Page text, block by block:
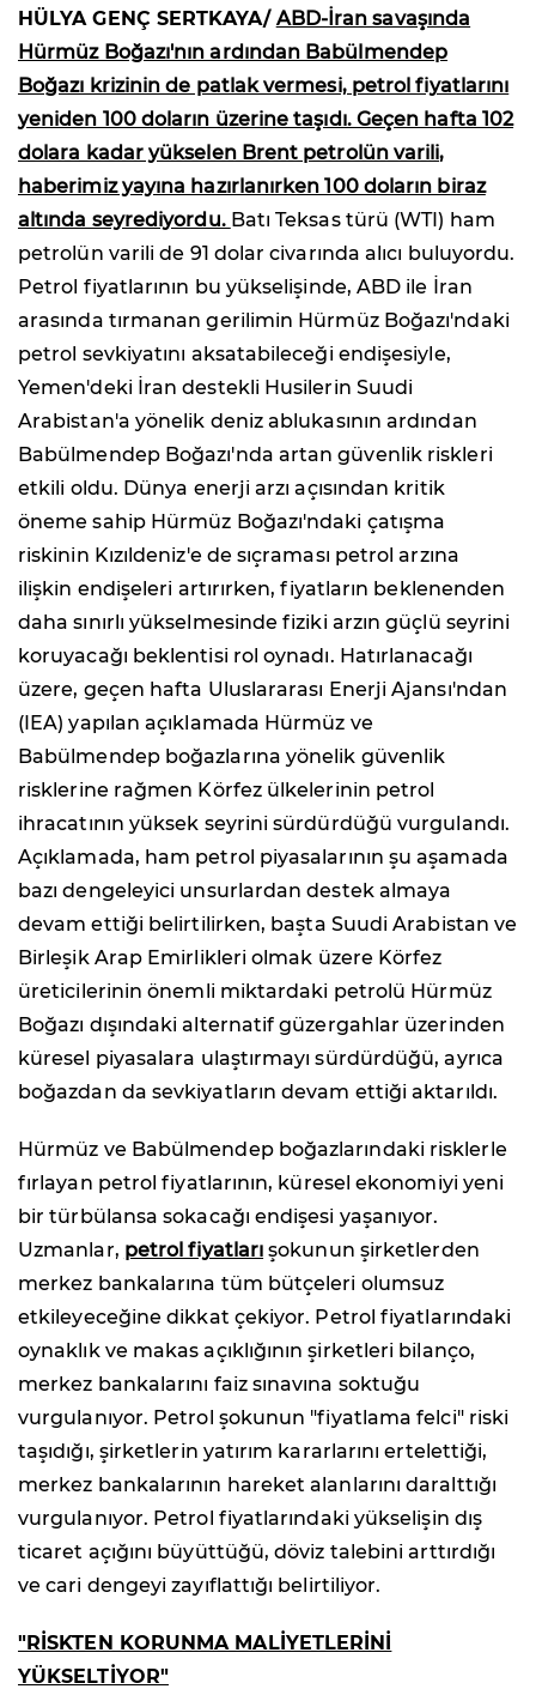
HÜLYA GENÇ SERTKAYA/ ABD-İran savaşında
Hürmüz Boğazı'nın ardından Babülmendep
Boğazı krizinin de patlak vermesi, petrol fiyatlarını
yeniden 100 doların üzerine taşıdı. Geçen hafta 102
dolara kadar yükselen Brent petrolün varili,
haberimiz yayına hazırlanırken 100 doların biraz
altında seyrediyordu. Batı Teksas türü (WTI) ham
petrolün varili de 91 dolar civarında alıcı buluyordu.
Petrol fiyatlarının bu yükselişinde, ABD ile İran
arasında tırmanan gerilimin Hürmüz Boğazı'ndaki
petrol sevkiyatını aksatabileceği endişesiyle,
Yemen'deki İran destekli Husilerin Suudi
Arabistan'a yönelik deniz ablukasının ardından
Babülmendep Boğazı'nda artan güvenlik riskleri
etkili oldu. Dünya enerji arzı açısından kritik
öneme sahip Hürmüz Boğazı'ndaki çatışma
riskinin Kızıldeniz'e de sıçraması petrol arzına
ilişkin endişeleri artırırken, fiyatların beklenenden
daha sınırlı yükselmesinde fiziki arzın güçlü seyrini
koruyacağı beklentisi rol oynadı. Hatırlanacağı
üzere, geçen hafta Uluslararası Enerji Ajansı'ndan
(IEA) yapılan açıklamada Hürmüz ve
Babülmendep boğazlarına yönelik güvenlik
risklerine rağmen Körfez ülkelerinin petrol
ihracatının yüksek seyrini sürdürdüğü vurgulandı.
Açıklamada, ham petrol piyasalarının şu aşamada
bazı dengeleyici unsurlardan destek almaya
devam ettiği belirtilirken, başta Suudi Arabistan ve
Birleşik Arap Emirlikleri olmak üzere Körfez
üreticilerinin önemli miktardaki petrolü Hürmüz
Boğazı dışındaki alternatif güzergahlar üzerinden
küresel piyasalara ulaştırmayı sürdürdüğü, ayrıca
boğazdan da sevkiyatların devam ettiği aktarıldı.
Hürmüz ve Babülmendep boğazlarındaki risklerle
fırlayan petrol fiyatlarının, küresel ekonomiyi yeni
bir türbülansa sokacağı endişesi yaşanıyor.
Uzmanlar, petrol fiyatları şokunun şirketlerden
merkez bankalarına tüm bütçeleri olumsuz
etkileyeceğine dikkat çekiyor. Petrol fiyatlarındaki
oynaklık ve makas açıklığının şirketleri bilanço,
merkez bankalarını faiz sınavına soktuğu
vurgulanıyor. Petrol şokunun "fiyatlama felci" riski
taşıdığı, şirketlerin yatırım kararlarını ertelettiği,
merkez bankalarının hareket alanlarını daralttığı
vurgulanıyor. Petrol fiyatlarındaki yükselişin dış
ticaret açığını büyüttüğü, döviz talebini arttırdığı
ve cari dengeyi zayıflattığı belirtiliyor.
"RİSKTEN KORUNMA MALİYETLERİNİ
YÜKSELTİYOR"